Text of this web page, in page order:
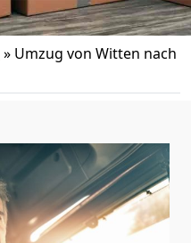
» Umzug von Witten nach